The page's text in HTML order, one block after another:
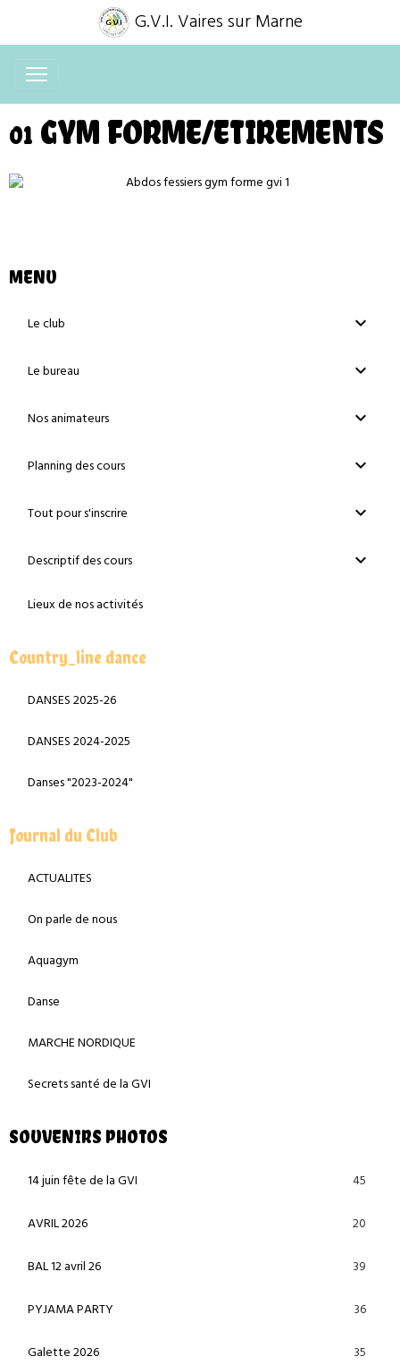
G.V.I. Vaires sur Marne
01 GYM FORME/ETIREMENTS
MENU
Le club
Le bureau
Nos animateurs
Planning des cours
Tout pour s'inscrire
Descriptif des cours
Lieux de nos activités
Country_line dance
DANSES 2025-26
DANSES 2024-2025
Danses "2023-2024"
Journal du Club
ACTUALITES
On parle de nous
Aquagym
Danse
MARCHE NORDIQUE
Secrets santé de la GVI
SOUVENIRS PHOTOS
14 juin fête de la GVI 45
AVRIL 2026 20
BAL 12 avril 26 39
PYJAMA PARTY 36
Galette 2026 35